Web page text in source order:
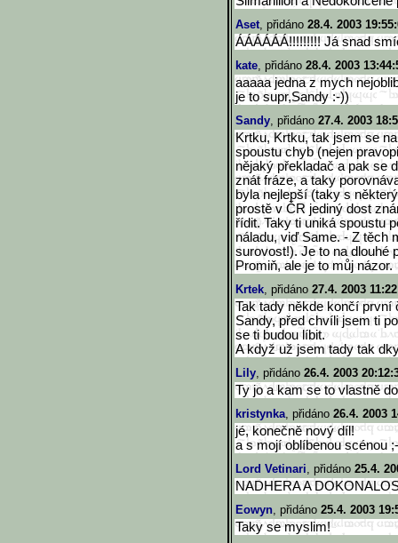
Aset, přidáno 28.4. 2003
ÁÁÁÁÁÁ!!!!!!!!! Já snad
kate, přidáno 28.4. 2003
aaaaa jedna z mych
je to supr,Sandy :-))
Sandy, přidáno 27.4. 2003
Krtku, Krtku, tak jsem se
spoustu chyb (nejen
nějaký překladač a pak se
znát fráze, a taky
byla nejlepší (taky s
prostě v ČR jediný dost
řídit. Taky ti uniká spoustu
náladu, viď Same. - Z těch
surovost!). Je to na dlouhé
Promiň, ale je to můj názor.
Krtek, přidáno 27.4. 2003
Tak tady někde končí první
Sandy, před chvíli jsem ti
se ti budou líbit.
A když už jsem tady tak
Lily, přidáno 26.4. 2003
Ty jo a kam se to vlastně
kristynka, přidáno 26.4. 2003
jé, konečně nový díl!
a s mojí oblíbenou scénou
Lord Vetinari, přidáno 25.4.
NADHERA A
Eowyn, přidáno 25.4. 2003
Taky se myslim!